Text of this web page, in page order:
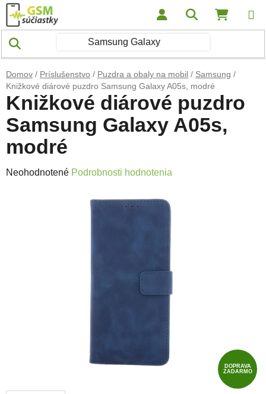
Prejsť na obsah Hľadať
Domov / Príslušenstvo / Puzdra a obaly na mobil / Samsung /
Knižkové diárové puzdro Samsung Galaxy A05s, modré
Knižkové diárové puzdro
Samsung Galaxy A05s,
modré
Priemerné hodnotenie produktu je 0,0 z 5 hviezdičiek.
Neohodnotené Podrobnosti hodnotenia
DOPRAVA
ZADARMO